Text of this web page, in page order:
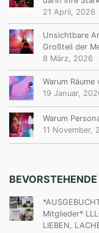
21 April, 2026
Unsichtbare
Großteil der
8 März, 2026
Warum
19 Januar,
Warum
11 November,
Mitglieder*
LIEBEN,